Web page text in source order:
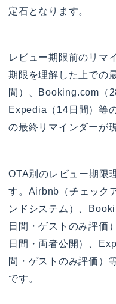
定石となります。
レビュー期限前のリマ
期限を理解した上での
間）、Booking.com（
Expedia（14日間）等
の最終リマインダーが
OTA別のレビュー期限
す。Airbnb（チェック
ンドシステム）、
日間・ゲストのみ評価
日間・両者公開）、
間・ゲストのみ評価）
です。